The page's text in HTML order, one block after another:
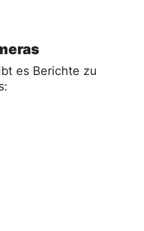
es Berichte zu